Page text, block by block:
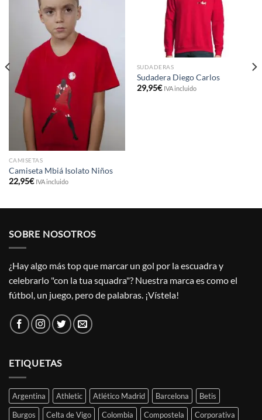
CAMISETAS
Camiseta Mbiá Isolato Niños
22,95€ IVA incluido
SUDADERAS
Sudadera Diego Carlos
29,95€ IVA incluido
SOBRE NOSOTROS
¿Hay algo más top que marcar un gol por la escuadra y
celebrarlo "con la tua squadra"? Nuestra marca es como el
fútbol, un juego, pero de palabras. ¡Vístela!
ETIQUETAS
Argentina Athletic Atlético Madrid Barcelona
Betis
Burgos
Celta de Vigo Colombia Compostela
Corporativa